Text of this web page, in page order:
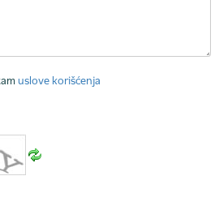
uslove korišćenja